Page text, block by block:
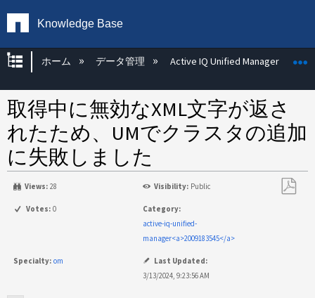
Knowledge Base
グローバル階層を展開/折りたたむ
ホーム データ管理 Active IQ Unified Manager
取得中に無効なXML文字が返さ
れたため、UMでクラスタの追加
に失敗しました
Views: 28 Visibility: Public
Votes: 0
Category:
active-iq-unified-
manager<a>2009183545</a>
Specialty: om
Last Updated:
3/13/2024, 9:23:56 AM